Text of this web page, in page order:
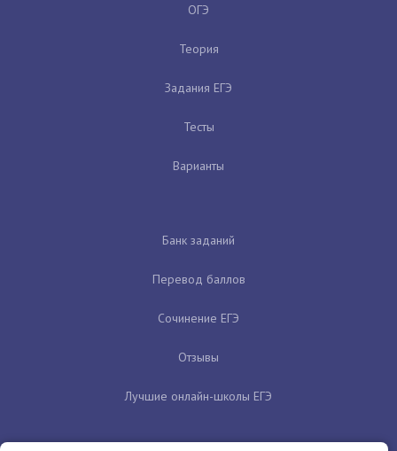
ОГЭ
Теория
Задания ЕГЭ
Тесты
Варианты
Банк заданий
Перевод баллов
Сочинение ЕГЭ
Отзывы
Лучшие онлайн-школы ЕГЭ